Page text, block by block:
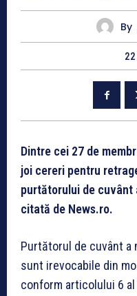
By
Dintre cei 27 de
joi cereri pentru
purtătorului de cuvânt
citată de News.ro.
Purtătorul de cuvânt a
sunt irevocabile din
conform articolului 6